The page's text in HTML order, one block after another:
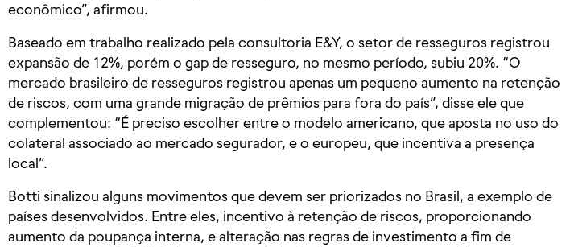
econômico”, afirmou.
Baseado em trabalho realizado pela consultoria E&Y, o setor de resseguros registrou
expansão de 12%, porém o gap de resseguro, no mesmo período, subiu 20%. “O
mercado brasileiro de resseguros registrou apenas um pequeno aumento na retenção
de riscos, com uma grande migração de prêmios para fora do país”, disse ele que
complementou: “É preciso escolher entre o modelo americano, que aposta no uso do
colateral associado ao mercado segurador, e o europeu, que incentiva a presença
local”.
Botti sinalizou alguns movimentos que devem ser priorizados no Brasil, a exemplo de
países desenvolvidos. Entre eles, incentivo à retenção de riscos, proporcionando
aumento da poupança interna, e alteração nas regras de investimento a fim de